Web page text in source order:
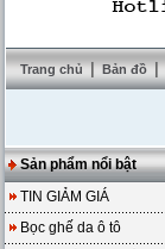
Trang chủ | Bản đồ |
Sản phẩm nổi bật
TIN GIẢM GIÁ
Bọc ghế da ô tô